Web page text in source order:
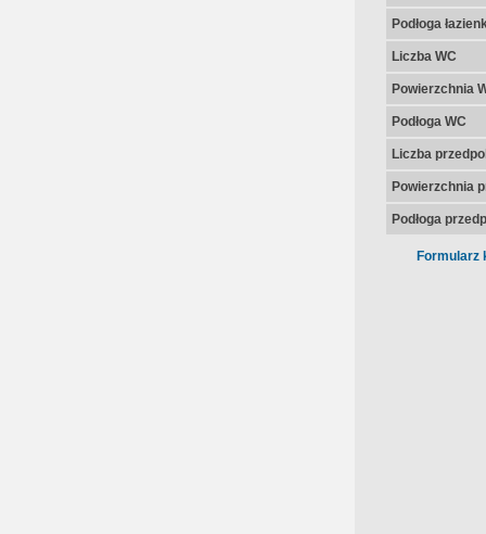
Podłoga
Liczba WC
Powierzchnia
Podłoga WC
Liczba
Powierzchnia
Podłoga
Formularz